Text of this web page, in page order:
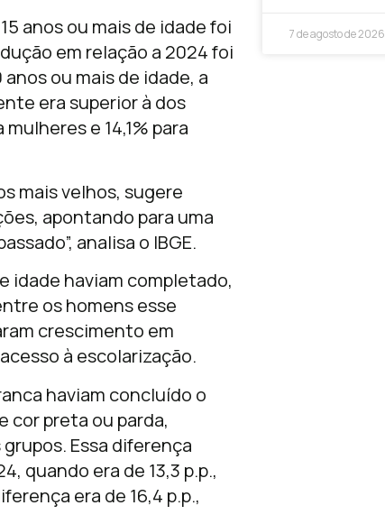
anos ou mais de idade foi
em relação a 2024 foi
ou mais de idade, a
era superior à dos
e 14,1% para
mais velhos, sugere
apontando para uma
analisa o IBGE.
idade haviam completado,
os homens esse
crescimento em
à escolarização.
haviam concluído o
cor preta ou parda,
Essa diferença
quando era de 13,3 p.p.,
era de 16,4 p.p.,
7 de agosto de 2026